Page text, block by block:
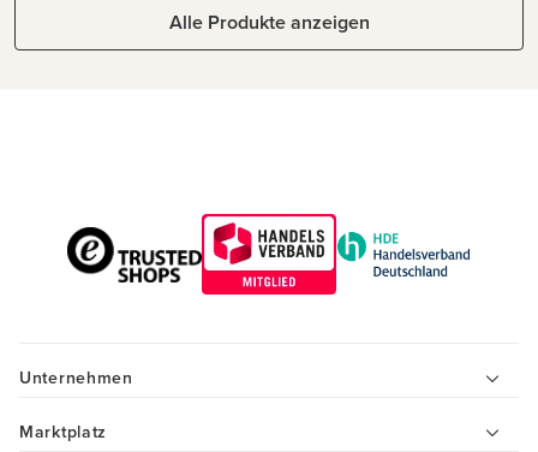
Alle Produkte anzeigen
Unternehmen
Marktplatz